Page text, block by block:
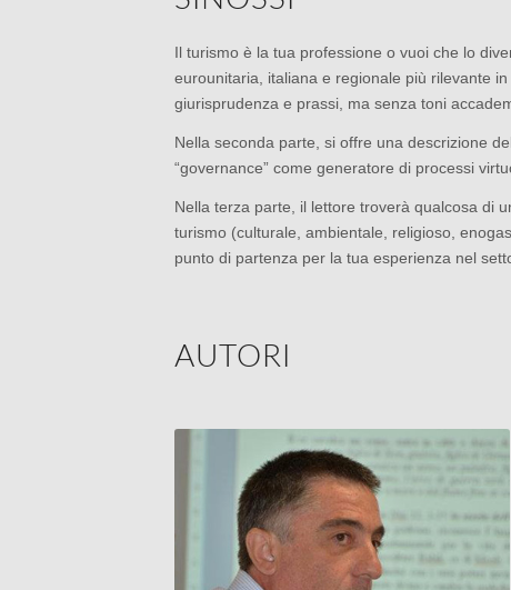
Il turismo è la tua professione o vuoi che lo
eurounitaria, italiana e regionale più rilevante
giurisprudenza e prassi, ma senza toni
Nella seconda parte, si offre una descrizione
“governance” come generatore di processi
Nella terza parte, il lettore troverà qualcosa di
turismo (culturale, ambientale, religioso,
punto di partenza per la tua esperienza nel
AUTORI